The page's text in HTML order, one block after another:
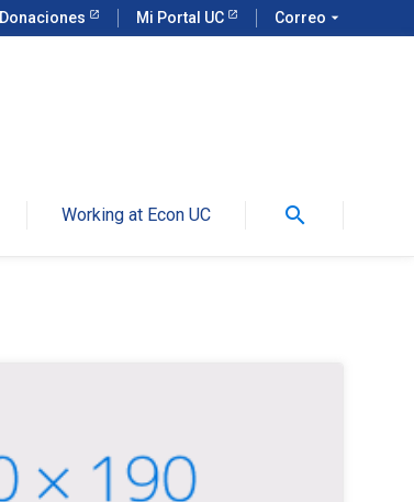
Donaciones Mi Portal UC Correo arrow_drop_down
Working at Econ UC search